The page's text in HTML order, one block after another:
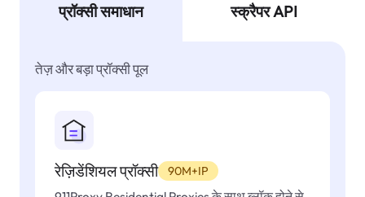
प्रॉक्सी समाधान स्क्रैपर API
तेज़ और बड़ा प्रॉक्सी पूल
रेज़िडेंशियल प्रॉक्सी 90M+IP